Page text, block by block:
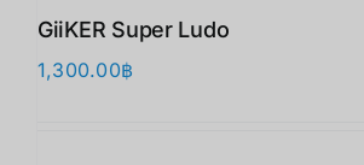
GiiKER Super Ludo
1,300.00฿